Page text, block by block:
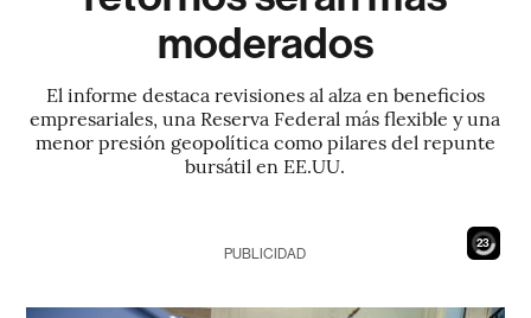
moderados
El informe destaca revisiones al alza en beneficios
empresariales, una Reserva Federal más flexible y una
menor presión geopolítica como pilares del repunte
bursátil en EE.UU.
21
PUBLICIDAD